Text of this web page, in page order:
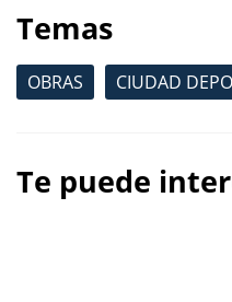
Temas
OBRAS CIUDAD
Te puede